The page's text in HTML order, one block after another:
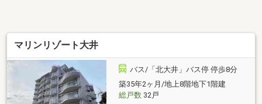
マリンリゾート大井
バス/「北大井」バス停 停歩8分
築35年2ヶ月/地上8階地下1階建
総戸数32戸